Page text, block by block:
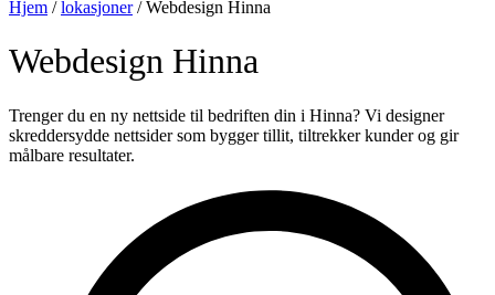
Hjem /lokasjoner/Webdesign Hinna
Webdesign Hinna
Trenger du en ny nettside til bedriften din i Hinna? Vi designer
skreddersydde nettsider som bygger tillit, tiltrekker kunder og gir
målbare resultater.